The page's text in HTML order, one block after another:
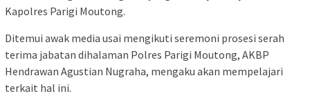
Kapolres Parigi Moutong.
Ditemui awak media usai mengikuti seremoni prosesi serah
terima jabatan dihalaman Polres Parigi Moutong, AKBP
Hendrawan Agustian Nugraha, mengaku akan mempelajari
terkait hal ini.